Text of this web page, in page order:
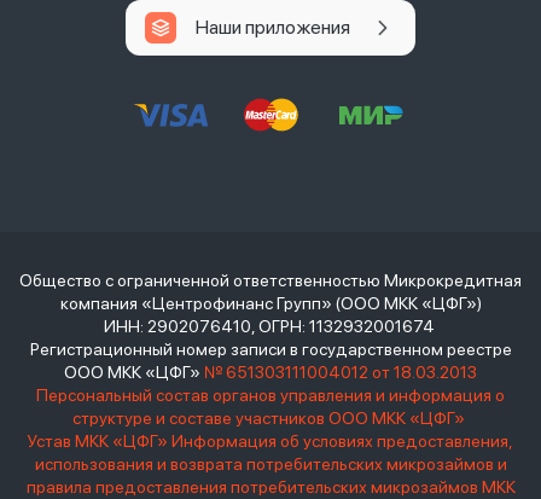
Наши приложения
Общество с ограниченной ответственностью Микрокредитная
компания «Центрофинанс Групп» (ООО МКК «ЦФГ»)
ИНН: 2902076410, ОГРН: 1132932001674
Регистрационный номер записи в государственном реестре
ООО МКК «ЦФГ» № 651303111004012 от 18.03.2013
Персональный состав органов управления и информация о
структуре и составе участников ООО МКК «ЦФГ»
Устав МКК «ЦФГ» Информация об условиях предоставления,
использования и возврата потребительских микрозаймов и
правила предоставления потребительских микрозаймов МКК